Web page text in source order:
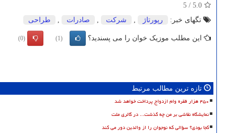
5.0
/
5
تگهای خبر:
رپورتاژ شركت صادرات طراحی
این مطلب موزیک خوان را می پسندید؟ (1)
(0)
تازه ترین مطالب مرتبط
۴۵۰ هزار فقره وام ازدواج پرداخت خواهد شد
نمایشگاه نقاشی بر من چه گذشت... در گالری ملت
کجا بودی؟ سؤالی که نوجوان را از والدین دور می کند